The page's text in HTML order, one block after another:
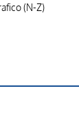
(N-Z)